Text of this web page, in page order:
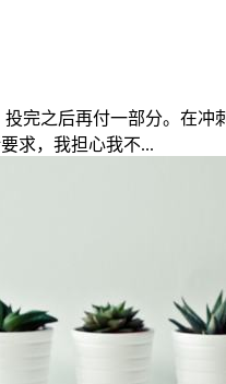
完之后再付一部分。在
求，我担心我不...